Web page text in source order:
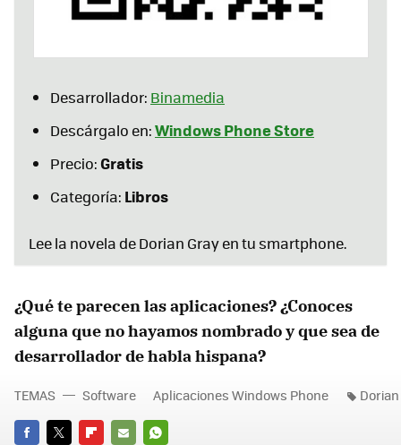
Desarrollador: Binamedia
Descárgalo en:Windows Phone Store
Precio:Gratis
Categoría: Libros
Lee la novela de Dorian Gray en tu smartphone.
¿Qué te parecen las aplicaciones? ¿Conoces
alguna que no hayamos nombrado y que sea de
desarrollador de habla hispana?
TEMAS Software Aplicaciones Windows Phone